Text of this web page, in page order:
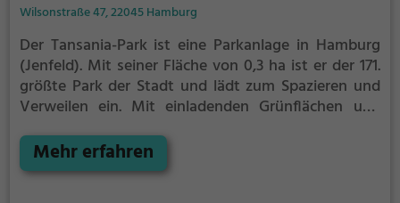
Wilsonstraße 47, 22045 Hamburg
Der Tansania-Park ist eine Parkanlage in Hamburg
(Jenfeld). Mit seiner Fläche von 0,3 ha ist er der 171.
größte Park der Stadt und lädt zum Spazieren und
Verweilen ein. Mit einladenden Grünflächen und
zahlreiche Möglichkeiten zur Entspannung.
Mehr erfahren